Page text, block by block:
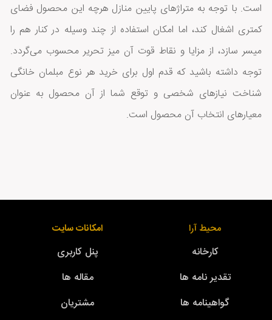
است. با توجه به متراژهای پایین منازل هرچه این محصول فضای
کمتری اشغال کند، اما امکان استفاده از چند وسیله در کنار هم را
میسر سازد، از مزایا و نقاط قوت آن میز تحریر محسوب می‌گردد.
توجه داشته باشید که قدم اول برای خرید هر نوع مبلمان خانگی
شناخت نیازهای شخصی و توقع شما از آن محصول به عنوان
معیارهای انتخاب آن محصول است.
محیط آرا
کارخانه
تقدیر نامه ها
گواهینامه ها
امکانات سایت
پنل کاربری
مقاله ها
مشتریان